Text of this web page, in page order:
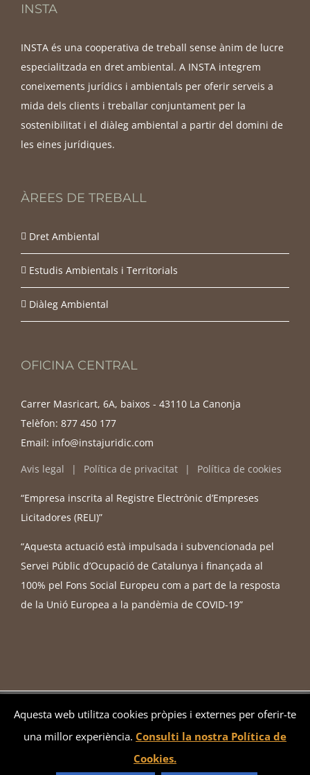
INSTA
INSTA és una cooperativa de treball sense ànim de lucre
especialitzada en dret ambiental. A INSTA integrem
coneixements jurídics i ambientals per oferir serveis a
mida dels clients i treballar conjuntament per la
sostenibilitat i el diàleg ambiental a partir del domini de
les eines jurídiques.
ÀREES DE TREBALL
Dret Ambiental
Estudis Ambientals i Territorials
Diàleg Ambiental
OFICINA CENTRAL
Carrer Masricart, 6A, baixos - 43110 La Canonja
Telèfon: 877 450 177
Email: info@instajuridic.com
Avis legal
Política de privacitat Política de cookies
“Empresa inscrita al Registre Electrònic d’Empreses
Licitadores (RELI)”
“Aquesta actuació està impulsada i subvencionada pel
Servei Públic d’Ocupació de Catalunya i finançada al
100% pel Fons Social Europeu com a part de la resposta
de la Unió Europea a la pandèmia de COVID-19”
instajuridic.com - © Copyright 2026 -2026 - Web bySonosmedia
BlueskyLinkedInYouTubeInstagram
Aquesta web utilitza cookies pròpies i externes per oferir-te
una millor experiència. Consulti la nostra Política de
Cookies.